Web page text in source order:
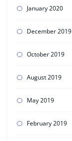
January 2020
December 2019
October 2019
August 2019
May 2019
February 2019